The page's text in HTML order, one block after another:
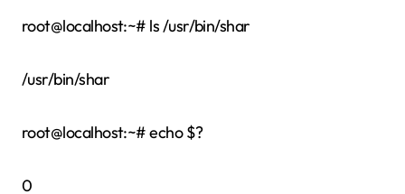
root@localhost:~# ls /usr/bin/shar
/usr/bin/shar
root@localhost:~# echo $?
0